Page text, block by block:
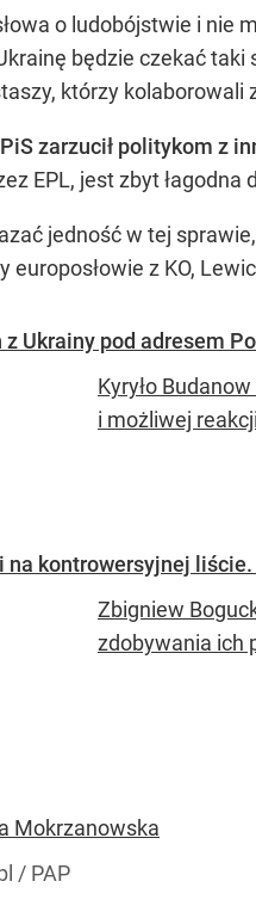
o ludobójstwie i nie
będzie czekać
którzy kolaborowali
zarzucił politykom z
EPL, jest zbyt łagodna
jedność w tej
europosłowie z KO,
z Ukrainy pod adresem
Kyryło
i możliwej
na kontrowersyjnej
Zbigniew
zdobywania ich
Mokrzanowska
/ PAP